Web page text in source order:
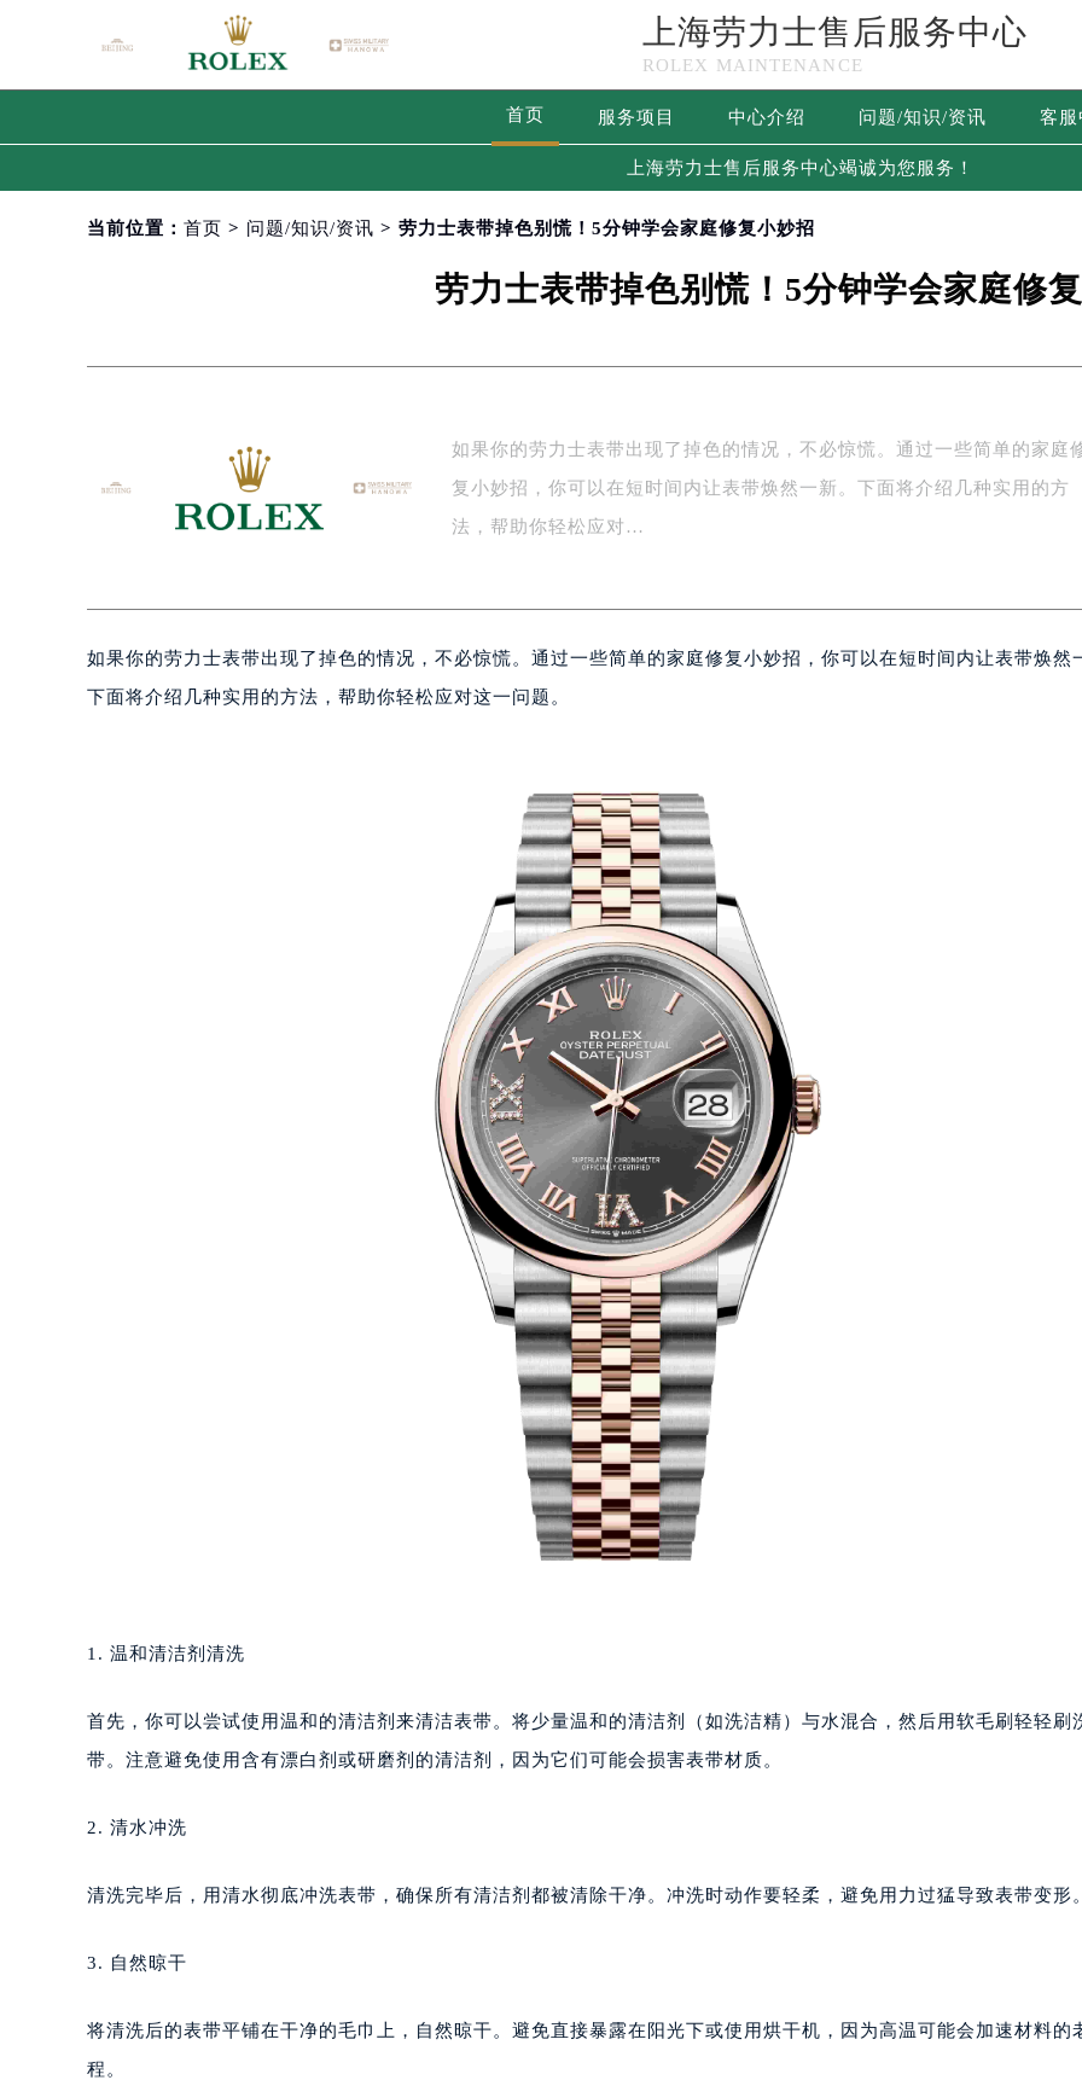
上海劳力士售后服务中心
ROLEX MAINTENANCE
首页 服务项目 中心介绍 问题/知识/资讯 客服
上海劳力士售后服务中心竭诚为您服务！
当前位置： 首页 > 问题/知识/资讯 > 劳力士表带掉色别慌！5分钟学会家庭修复小妙招
劳力士表带掉色别慌！5分钟学会家庭修
如果你的劳力士表带出现了掉色的情况，不必惊慌。通过一些简单的家庭
复小妙招，你可以在短时间内让表带焕然一新。下面将介绍几种实用的方
法，帮助你轻松应对…
如果你的劳力士表带出现了掉色的情况，不必惊慌。通过一些简单的家庭修复小妙招，你可以在短时间内让表带焕然
下面将介绍几种实用的方法，帮助你轻松应对这一问题。
1. 温和清洁剂清洗
首先，你可以尝试使用温和的清洁剂来清洁表带。将少量温和的清洁剂（如洗洁精）与水混合，然后用软毛刷轻轻刷
带。注意避免使用含有漂白剂或研磨剂的清洁剂，因为它们可能会损害表带材质。
2. 清水冲洗
清洗完毕后，用清水彻底冲洗表带，确保所有清洁剂都被清除干净。冲洗时动作要轻柔，避免用力过猛导致表带变形。
3. 自然晾干
将清洗后的表带平铺在干净的毛巾上，自然晾干。避免直接暴露在阳光下或使用烘干机，因为高温可能会加速材料的
程。